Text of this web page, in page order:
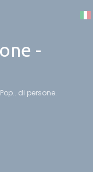
-
di persone.